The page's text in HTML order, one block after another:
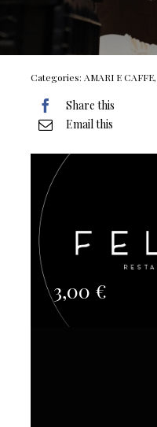
Categories: AMARI E CAFFE,
Share this
Email this
3,00 €